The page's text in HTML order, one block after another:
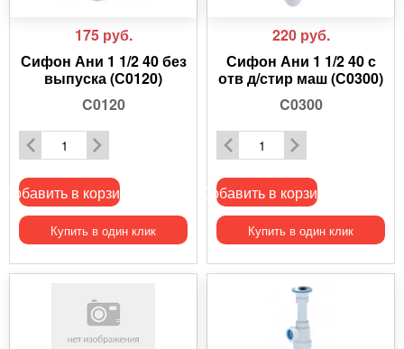
175 руб.
Сифон Ани 1 1/2 40 без
выпуска (С0120)
C0120
Добавить в корзину
Купить в один клик
220 руб.
Сифон Ани 1 1/2 40 с
отв д/стир маш (С0300)
C0300
Добавить в корзину
Купить в один клик